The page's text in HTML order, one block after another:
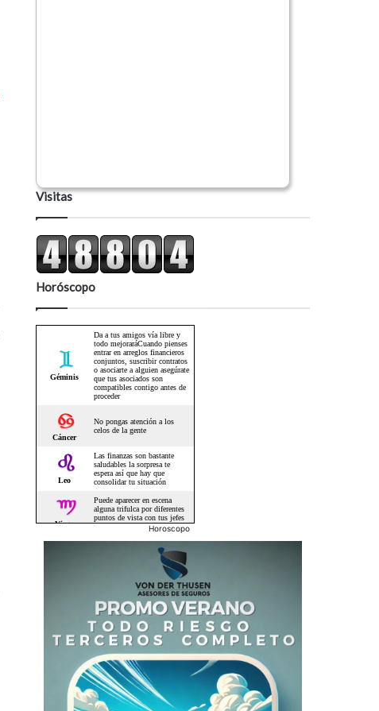
Visitas
Horóscopo
Horoscopo